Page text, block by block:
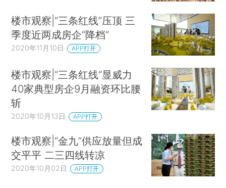
楼市观察|“三条红线”压顶 三
季度近两成房企“降档”
2020年11月10日 APP打开
楼市观察|“三条红线”显威力
40家典型房企9月融资环比腰
斩
2020年10月13日 APP打开
楼市观察|“金九”供应放量但成
交平平 二三四线转凉
2020年10月02日 APP打开